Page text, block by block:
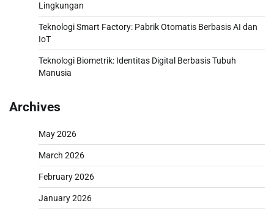
Lingkungan
Teknologi Smart Factory: Pabrik Otomatis Berbasis AI dan
IoT
Teknologi Biometrik: Identitas Digital Berbasis Tubuh
Manusia
Archives
May 2026
March 2026
February 2026
January 2026